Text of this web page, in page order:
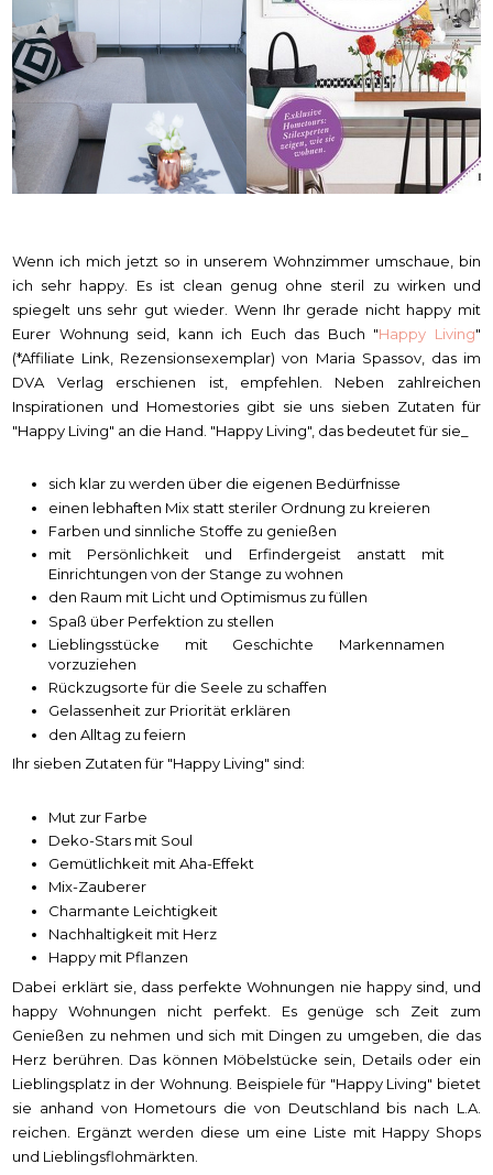
Wenn ich mich jetzt so in unserem Wohnzimmer umschaue, bin
ich sehr happy. Es ist clean genug ohne steril zu wirken und
spiegelt uns sehr gut wieder. Wenn Ihr gerade nicht happy mit
Eurer Wohnung seid, kann ich Euch das Buch "Happy Living"
(*Affiliate Link, Rezensionsexemplar) von Maria Spassov, das im
DVA Verlag erschienen ist, empfehlen. Neben zahlreichen
Inspirationen und Homestories gibt sie uns sieben Zutaten für
"Happy Living" an die Hand. "Happy Living", das bedeutet für sie_
sich klar zu werden über die eigenen Bedürfnisse
einen lebhaften Mix statt steriler Ordnung zu kreieren
Farben und sinnliche Stoffe zu genießen
mit Persönlichkeit und Erfindergeist anstatt mit
Einrichtungen von der Stange zu wohnen
den Raum mit Licht und Optimismus zu füllen
Spaß über Perfektion zu stellen
Lieblingsstücke mit Geschichte Markennamen
vorzuziehen
Rückzugsorte für die Seele zu schaffen
Gelassenheit zur Priorität erklären
den Alltag zu feiern
Ihr sieben Zutaten für "Happy Living" sind:
Mut zur Farbe
Deko-Stars mit Soul
Gemütlichkeit mit Aha-Effekt
Mix-Zauberer
Charmante Leichtigkeit
Nachhaltigkeit mit Herz
Happy mit Pflanzen
Dabei erklärt sie, dass perfekte Wohnungen nie happy sind, und
happy Wohnungen nicht perfekt. Es genüge sch Zeit zum
Genießen zu nehmen und sich mit Dingen zu umgeben, die das
Herz berühren. Das können Möbelstücke sein, Details oder ein
Lieblingsplatz in der Wohnung. Beispiele für "Happy Living" bietet
sie anhand von Hometours die von Deutschland bis nach L.A.
reichen. Ergänzt werden diese um eine Liste mit Happy Shops
und Lieblingsflohmärkten.